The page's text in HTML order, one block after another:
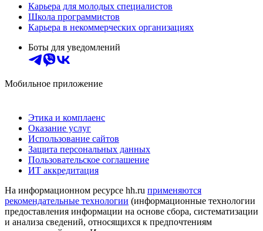
Карьера для молодых специалистов
Школа программистов
Карьера в некоммерческих организациях
Боты для уведомлений
Мобильное приложение
Этика и комплаенс
Оказание услуг
Использование сайтов
Защита персональных данных
Пользовательское соглашение
ИТ аккредитация
На информационном ресурсе hh.ru применяются
рекомендательные технологии (информационные технологии
предоставления информации на основе сбора, систематизации
и анализа сведений, относящихся к предпочтениям